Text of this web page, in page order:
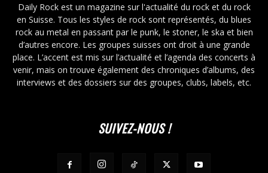
Daily Rock est un magazine sur l'actualité du rock et du rock
en Suisse. Tous les styles de rock sont représentés, du blues
rock au metal en passant par le punk, le stoner, le ska et bien
d’autres encore. Les groupes suisses ont droit à une grande
place. L’accent est mis sur l’actualité et l’agenda des concerts à
venir, mais on trouve également des chroniques d’albums, des
interviews et des dossiers sur des groupes, clubs, labels, etc.
SUIVEZ-NOUS !